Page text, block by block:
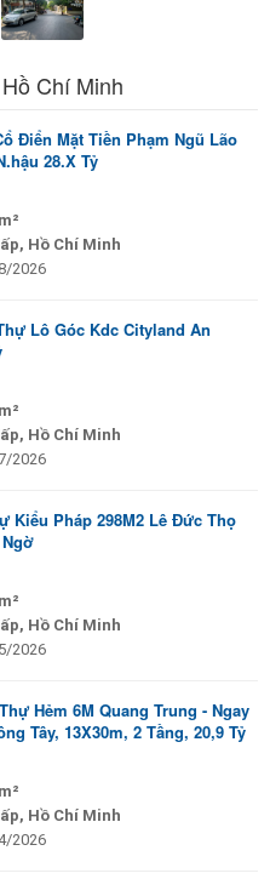
Chí Minh
Điển Mặt Tiền Phạm Ngũ Lão
28.X Tỷ
Hồ Chí Minh
2026
Lô Góc Kdc Cityland An
Hồ Chí Minh
2026
Kiểu Pháp 298M2 Lê Đức Thọ
Hồ Chí Minh
2026
Hẻm 6M Quang Trung - Ngay
Tây, 13X30m, 2 Tầng, 20,9 Tỷ
Hồ Chí Minh
2026